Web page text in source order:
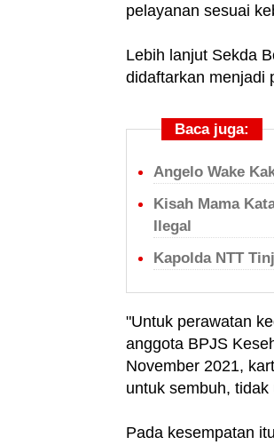
pelayanan sesuai
Lebih lanjut Sekda
didaftarkan menjadi
Baca juga:
Angelo Wake
Kisah Mama
Ilegal
Kapolda NTT
"Untuk perawatan
anggota BPJS
November 2021,
untuk sembuh,
Pada kesempatan